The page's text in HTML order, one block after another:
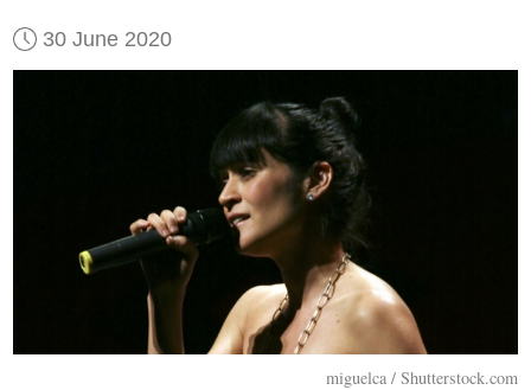
30 June 2020
miguelca / Shutterstock.com